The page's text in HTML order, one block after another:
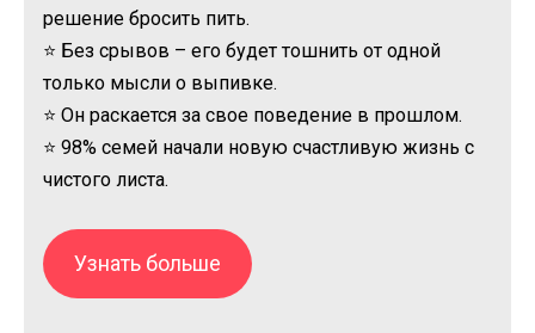
решение бросить пить.
⭐ Без срывов – его будет тошнить от одной
только мысли о выпивке.
⭐ Он раскается за свое поведение в прошлом.
⭐ 98% семей начали новую счастливую жизнь с
чистого листа.
Узнать больше